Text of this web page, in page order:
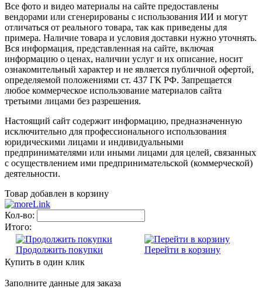
Все фото и видео материалы на сайте предоставлены
вендорами или сгенерированы с использования ИИ и могут
отличаться от реального товара, так как приведены для
примера. Наличие товара и условия доставки нужно уточнять.
Вся информация, представленная на сайте, включая
информацию о ценах, наличии услуг и их описание, носит
ознакомительный характер и не является публичной офертой,
определяемой положениями ст. 437 ГК РФ. Запрещается
любое коммерческое использование материалов сайта
третьими лицами без разрешения.
Настоящий сайт содержит информацию, предназначенную
исключительно для профессионального использования
юридическими лицами и индивидуальными
предпринимателями или иными лицами для целей, связанных
с осуществлением ими предпринимательской (коммерческой)
деятельности.
Товар добавлен в корзину
Кол-во:
Итого:
Продолжить покупки
Перейти в корзину
Купить в один клик
Заполните данные для заказа